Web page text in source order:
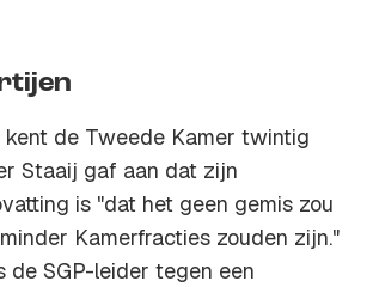
kent de Tweede Kamer twintig
Staaij gaf aan dat zijn
is "dat het geen gemis zou
Kamerfracties zouden zijn."
de SGP-leider tegen een